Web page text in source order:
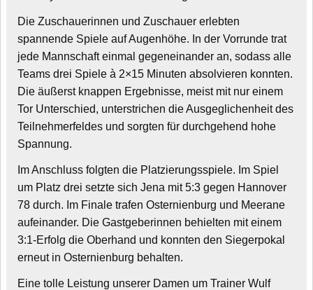
Die Zuschauerinnen und Zuschauer erlebten
spannende Spiele auf Augenhöhe. In der Vorrunde trat
jede Mannschaft einmal gegeneinander an, sodass alle
Teams drei Spiele à 2×15 Minuten absolvieren konnten.
Die äußerst knappen Ergebnisse, meist mit nur einem
Tor Unterschied, unterstrichen die Ausgeglichenheit des
Teilnehmerfeldes und sorgten für durchgehend hohe
Spannung.
Im Anschluss folgten die Platzierungsspiele. Im Spiel
um Platz drei setzte sich Jena mit 5:3 gegen Hannover
78 durch. Im Finale trafen Osternienburg und Meerane
aufeinander. Die Gastgeberinnen behielten mit einem
3:1-Erfolg die Oberhand und konnten den Siegerpokal
erneut in Osternienburg behalten.
Eine tolle Leistung unserer Damen um Trainer Wulf